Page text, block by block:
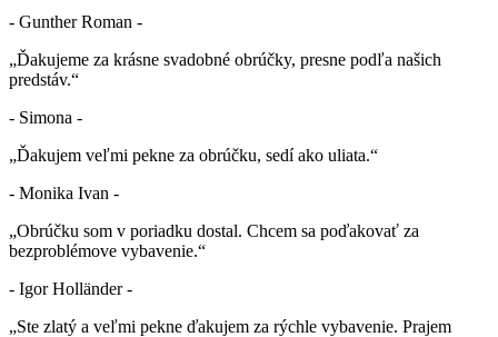
- Gunther Roman -
„Ďakujeme za krásne svadobné obrúčky, presne podľa našich
predstáv.“
- Simona -
„Ďakujem veľmi pekne za obrúčku, sedí ako uliata.“
- Monika Ivan -
„Obrúčku som v poriadku dostal. Chcem sa poďakovať za
bezproblémove vybavenie.“
- Igor Holländer -
„Ste zlatý a veľmi pekne ďakujem za rýchle vybavenie. Prajem